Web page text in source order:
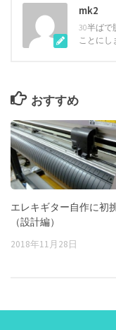
mk2
30半ばで
ことにし
おすすめ
エレキギター自作に初
（設計編）
2018年11月28日